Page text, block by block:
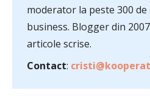
moderator la peste 300
business. Blogger din
articole scrise.
Contact: